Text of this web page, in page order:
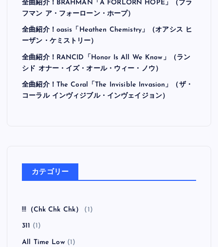
全曲紹介！oasis「Heathen Chemistry」（オアシス ヒ
シド オナー・イズ・オール・ウィー・ノウ）
全曲紹介！The Coral「The Invisible Invasion」（ザ・